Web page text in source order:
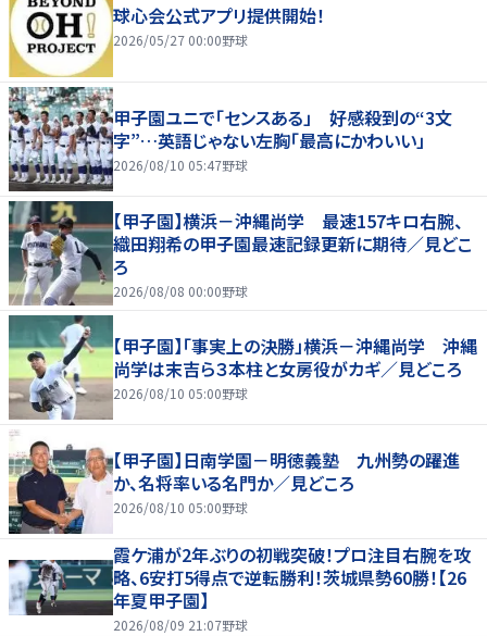
球心会公式アプリ提供開始！
2026/05/27 00:00野球
甲子園ユニで「センスある」 好感殺到の“3文
字”…英語じゃない左胸「最高にかわいい」
2026/08/10 05:47野球
【甲子園】横浜－沖縄尚学 最速157キロ右腕、
織田翔希の甲子園最速記録更新に期待／見どこ
ろ
2026/08/08 00:00野球
【甲子園】「事実上の決勝」横浜－沖縄尚学 沖縄
尚学は末吉ら３本柱と女房役がカギ／見どころ
2026/08/10 05:00野球
【甲子園】日南学園－明徳義塾 九州勢の躍進
か、名将率いる名門か／見どころ
2026/08/10 05:00野球
霞ケ浦が2年ぶりの初戦突破！プロ注目右腕を攻
略、6安打5得点で逆転勝利！茨城県勢60勝！【26
年夏甲子園】
2026/08/09 21:07野球